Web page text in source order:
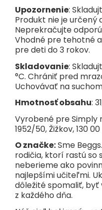
Upozornenie:
Produkt nie je určený
Neprekračujte
Vhodné pre tehotné
pre deti do 3 rokov.
Skladovanie:
°C. Chrániť pred
Uchovávať na
Hmotnosť obsahu:
Vyrobené pre Simply
1952/50, Žižkov, 130
O značke:Sme
rodičia, ktorí rastú so
neberieme ako
najlepšími učiteľmi.
dôležité spomaliť,
z každého dňa.